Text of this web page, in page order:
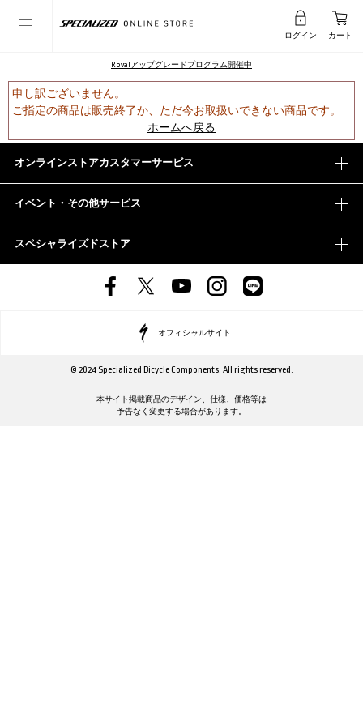
ログイン カート
Rovalアップグレードプログラム開催中
申し訳ございません。
ご指定の商品は販売終了か、ただ今お取扱いできない商品です。
ホームへ戻る
オンラインストアカスタマーサービス
イベント・その他サービス
スペシャライズドストア
オフィシャルサイト
© 2024 Specialized Bicycle Components. All rights reserved.
本サイト掲載商品のデザイン、仕様、価格等は
予告なく変更する場合があります。